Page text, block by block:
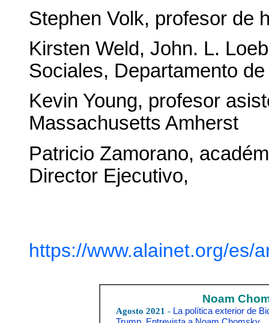
Stephen Volk, profesor de
Kirsten Weld, John. L.
Sociales, Departamento
Kevin Young, profesor
Massachusetts Amherst
Patricio Zamorano,
Director Ejecutivo,
https://www.alainet.org/es/